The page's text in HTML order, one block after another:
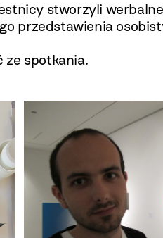
stworzyli
przedstawienia
ze spotkania.